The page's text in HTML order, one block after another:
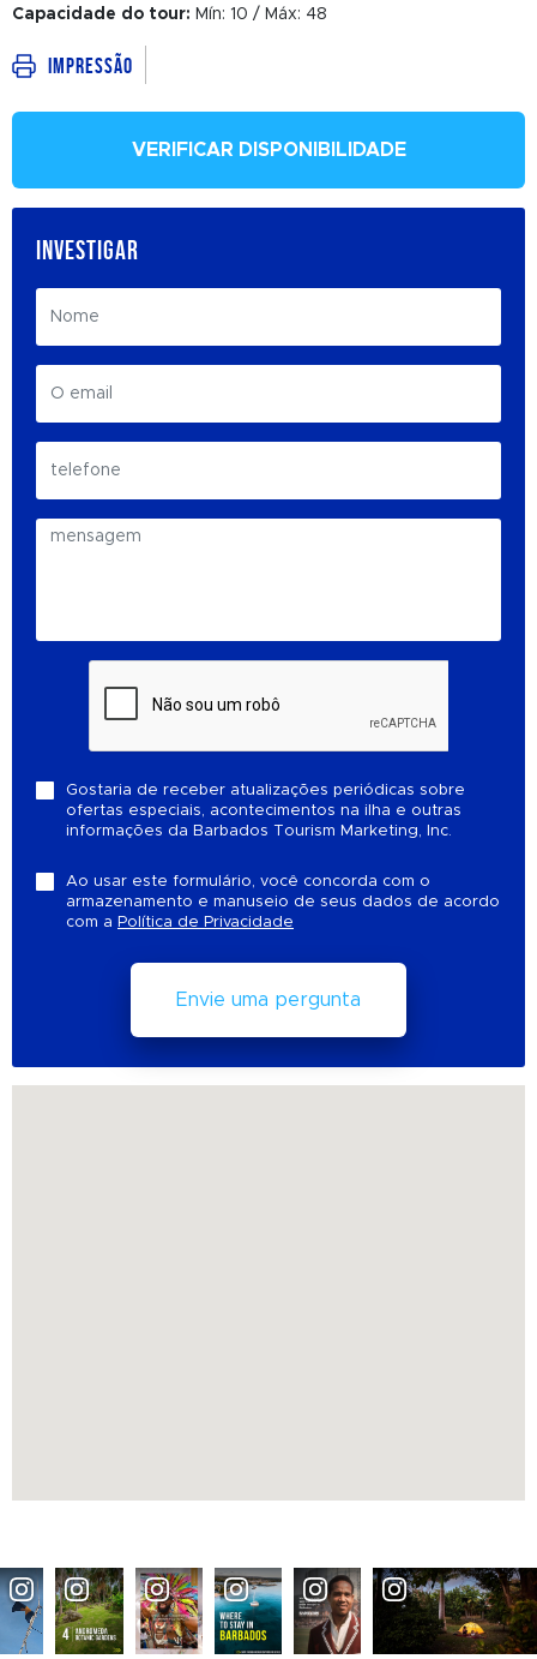
Capacidade do tour: Mín: 10 / Máx: 48
Impressão
VERIFICAR DISPONIBILIDADE
INVESTIGAR
Gostaria de receber atualizações periódicas sobre
ofertas especiais, acontecimentos na ilha e outras
informações da Barbados Tourism Marketing, Inc.
Ao usar este formulário, você concorda com o
armazenamento e manuseio de seus dados de acordo
com a Política de Privacidade